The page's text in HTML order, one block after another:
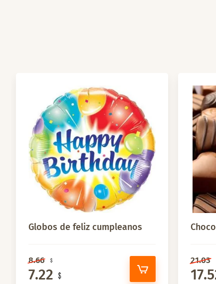
Globos de feliz cumpleanos
8.66
7.22
21.03